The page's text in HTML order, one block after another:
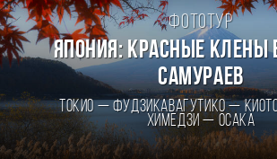
Фототур
Япония: Красные клены
самураев
Токио — Фудзикавагутико —
Химедзи — Осака